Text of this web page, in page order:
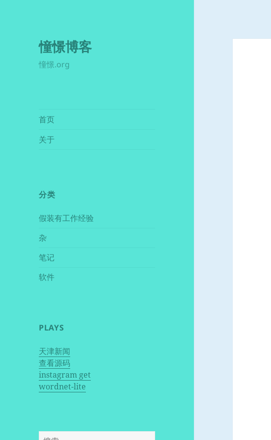
憧憬博客
憧憬.org
首页
关于
分类
假装有工作经验
杂
笔记
软件
PLAYS
天津新闻
查看源码
instagram get
wordnet-lite
搜